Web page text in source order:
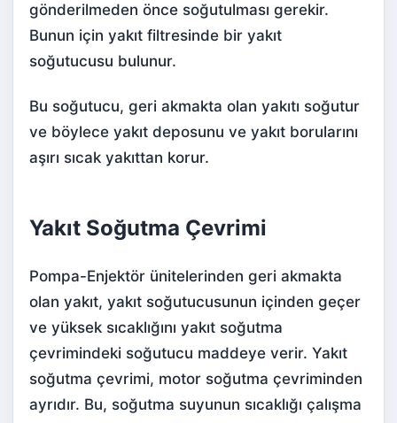
gönderilmeden önce soğutulması gerekir.
Bunun için yakıt filtresinde bir yakıt
soğutucusu bulunur.
Bu soğutucu, geri akmakta olan yakıtı soğutur
ve böylece yakıt deposunu ve yakıt borularını
aşırı sıcak yakıttan korur.
Yakıt Soğutma Çevrimi
Pompa-Enjektör ünitelerinden geri akmakta
olan yakıt, yakıt soğutucusunun içinden geçer
ve yüksek sıcaklığını yakıt soğutma
çevrimindeki soğutucu maddeye verir. Yakıt
soğutma çevrimi, motor soğutma çevriminden
ayrıdır. Bu, soğutma suyunun sıcaklığı çalışma